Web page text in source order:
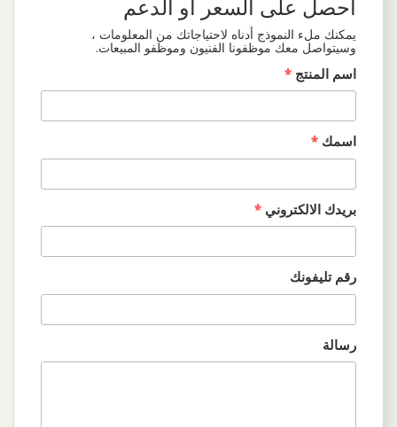
احصل على السعر أو الدعم
يمكنك ملء النموذج أدناه لاحتياجاتك من المعلومات ،
وسيتواصل معك موظفونا الفنيون وموظفو المبيعات.
اسم المنتج *
اسمك *
بريدك الالكتروني *
رقم تليفونك
رسالة